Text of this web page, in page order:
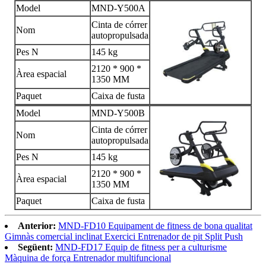
Model
MND-Y500A
Nom
Cinta de córrer
autopropulsada
Pes N
145 kg
Àrea espacial
2120 * 900 *
1350 MM
Paquet
Caixa de fusta
Model
MND-Y500B
Nom
Cinta de córrer
autopropulsada
Pes N
145 kg
Àrea espacial
2120 * 900 *
1350 MM
Paquet
Caixa de fusta
Anterior: MND-FD10 Equipament de fitness de bona qualitat
Gimnàs comercial inclinat Exercici Entrenador de pit Split Push
Següent: MND-FD17 Equip de fitness per a culturisme
Màquina de força Entrenador multifuncional